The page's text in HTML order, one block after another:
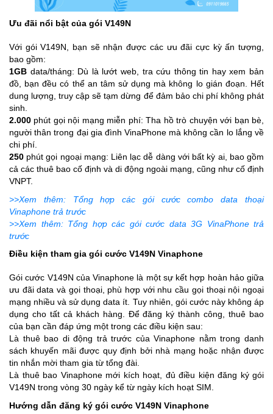
Ưu đãi nổi bật của gói V149N
Với gói V149N, bạn sẽ nhận được các ưu đãi cực kỳ ấn tượng,
bao gồm:
1GB data/tháng: Dù là lướt web, tra cứu thông tin hay xem bản
đồ, bạn đều có thể an tâm sử dụng mà không lo gián đoạn. Hết
dung lượng, truy cập sẽ tạm dừng để đảm bảo chi phí không phát
sinh.
2.000 phút gọi nội mạng miễn phí: Tha hồ trò chuyện với bạn bè,
người thân trong đại gia đình VinaPhone mà không cần lo lắng về
chi phí.
250 phút gọi ngoại mạng: Liên lạc dễ dàng với bất kỳ ai, bao gồm
cả các thuê bao cố định và di động ngoài mạng, cũng như cố định
VNPT.
>>Xem thêm: Tổng hợp các gói cước combo data thoại
Vinaphone trả trước
>>Xem thêm: Tổng hợp các gói cước data 3G VinaPhone trả
trước
Điều kiện tham gia gói cước V149N Vinaphone
Gói cước V149N của Vinaphone là một sự kết hợp hoàn hảo giữa
ưu đãi data và gọi thoại, phù hợp với nhu cầu gọi thoại nội ngoại
mạng nhiều và sử dụng data ít. Tuy nhiên, gói cước này không áp
dụng cho tất cả khách hàng. Để đăng ký thành công, thuê bao
của bạn cần đáp ứng một trong các điều kiện sau:
Là thuê bao di động trả trước của Vinaphone nằm trong danh
sách khuyến mãi được quy định bởi nhà mạng hoặc nhận được
tin nhắn mời tham gia từ tổng đài.
Là thuê bao Vinaphone mới kích hoạt, đủ điều kiện đăng ký gói
V149N trong vòng 30 ngày kể từ ngày kích hoạt SIM.
Hướng dẫn đăng ký gói cước V149N Vinaphone